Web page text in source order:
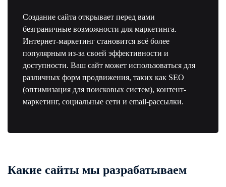
Создание сайта открывает перед вами
безграничные возможности для маркетинга.
Интернет-маркетинг становится всё более
популярным из-за своей эффективности и
доступности. Ваш сайт может использоваться для
различных форм продвижения, таких как SEO
(оптимизация для поисковых систем), контент-
маркетинг, социальные сети и email-рассылки.
Какие сайты мы разрабатываем